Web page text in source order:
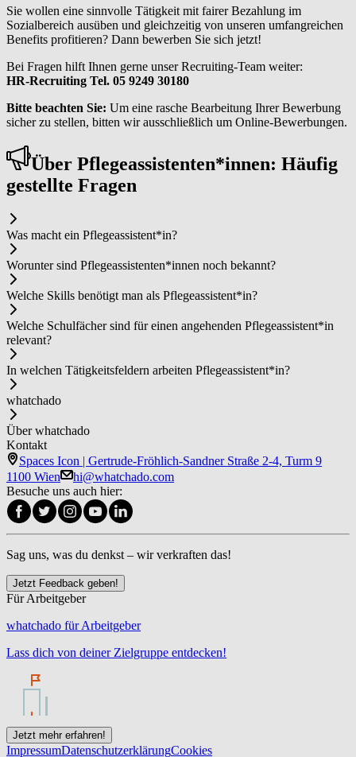
Sie wollen eine sinnvolle Tätigkeit mit fairer Bezahlung im
Sozialbereich ausüben und gleichzeitig von unseren umfangreichen
Benefits profitieren? Dann bewerben Sie sich jetzt!
Bei Fragen hilft Ihnen gerne unser Recruiting-Team weiter:
HR-Recruiting Tel. 05 9249 30180
Bitte beachten Sie: Um eine rasche Bearbeitung Ihrer Bewerbung
sicher zu stellen, bitten wir ausschließlich um Online-Bewerbungen.
Über Pfle­ge­as­sis­ten­ten*in­nen: Häufig
gestellte Fragen
Was macht ein Pfle­ge­as­sis­ten­t*in?
Worunter sind Pfle­ge­as­sis­ten­ten*in­nen noch bekannt?
Welche Skills benötigt man als Pfle­ge­as­sis­ten­t*in?
Welche Schulfächer sind für einen angehenden Pfle­ge­as­sis­ten­t*in
relevant?
In welchen Tätigkeitsfeldern arbeiten Pfle­ge­as­sis­ten­t*in?
whatchado
Über whatchado
Kontakt
Spaces Icon | Gertrude-Fröhlich-Sandner Straße 2-4, Turm 9
1100 Wien
hi@whatchado.com
Besuche uns auch hier:
Sag uns, was du denkst – wir verkraften das!
Jetzt Feedback geben!
Für Arbeitgeber
whatchado für Arbeitgeber
Lass dich von deiner Zielgruppe entdecken!
Jetzt mehr erfahren!
ImpressumDatenschutzerklärungCookies